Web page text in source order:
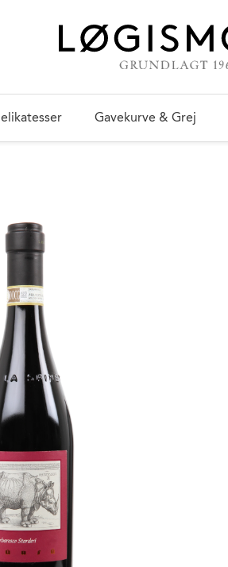
Gavekurve & Grej